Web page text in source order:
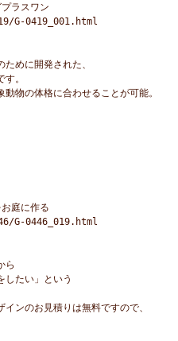
ラスワン
G-0419_001.html
めに開発された、
。
物の体格に合わせることが可能。
庭に作る
G-0446_019.html
ら
したい」という
ンのお見積りは無料ですので、